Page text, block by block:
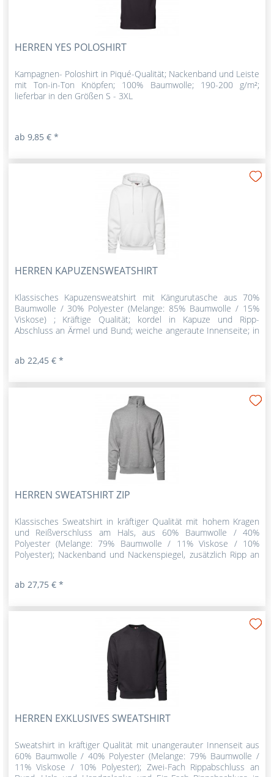
HERREN YES POLOSHIRT
Kampagnen- Poloshirt in Piqué-Qualität; Nackenband und Leiste
mit Ton-in-Ton Knöpfen; 100% Baumwolle; 190-200 g/m²;
lieferbar in den Größen S - 3XL
ab 9,85 € *
HERREN KAPUZENSWEATSHIRT
Klassisches Kapuzensweatshirt mit Kängurutasche aus 70%
Baumwolle / 30% Polyester (Melange: 85% Baumwolle / 15%
Viskose) ; Kräftige Qualität; kordel in Kapuze und Ripp-
Abschluss an Ärmel und Bund; weiche angeraute Innenseite; in
ab 22,45 € *
HERREN SWEATSHIRT ZIP
Klassisches Sweatshirt in kräftiger Qualität mit hohem Kragen
und Reißverschluss am Hals, aus 60% Baumwolle / 40%
Polyester (Melange: 79% Baumwolle / 11% Viskose / 10%
Polyester); Nackenband und Nackenspiegel, zusätzlich Ripp an
ab 27,75 € *
HERREN EXKLUSIVES SWEATSHIRT
Sweatshirt in kräftiger Qualität mit unangerauter Innenseit aus
60% Baumwolle / 40% Polyester (Melange: 79% Baumwolle /
11% Viskose / 10% Polyester); Zwei-Fach Rippabschluss an